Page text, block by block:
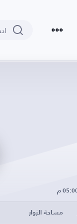
مساحة الزوار